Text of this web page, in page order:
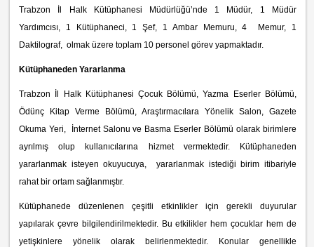
Trabzon İl Halk Kütüphanesi Müdürlüğü’nde 1 Müdür, 1 Müdür
Yardımcısı, 1 Kütüphaneci, 1 Şef, 1 Ambar Memuru, 4 Memur, 1
Daktilograf, olmak üzere toplam 10 personel görev yapmaktadır.
Kütüphaneden Yararlanma
Trabzon İl Halk Kütüphanesi Çocuk Bölümü, Yazma Eserler Bölümü,
Ödünç Kitap Verme Bölümü, Araştırmacılara Yönelik Salon, Gazete
Okuma Yeri, İnternet Salonu ve Basma Eserler Bölümü olarak birimlere
ayrılmış olup kullanıcılarına hizmet vermektedir. Kütüphaneden
yararlanmak isteyen okuyucuya, yararlanmak istediği birim itibariyle
rahat bir ortam sağlanmıştır.
Kütüphanede düzenlenen çeşitli etkinlikler için gerekli duyurular
yapılarak çevre bilgilendirilmektedir. Bu etkilikler hem çocuklar hem de
yetişkinlere yönelik olarak belirlenmektedir. Konular genellikle